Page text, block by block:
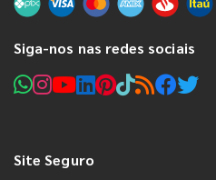
Siga-nos nas redes sociais
Site Seguro